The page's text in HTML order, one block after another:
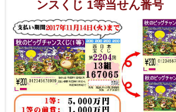
ンスくじ 1等当せん番号